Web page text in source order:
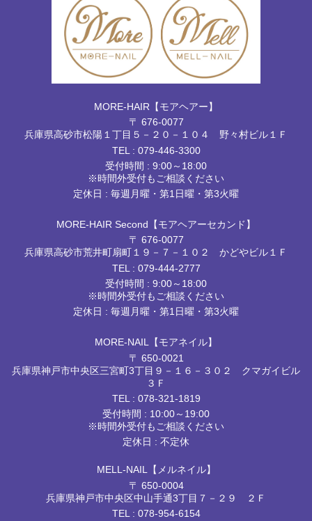
MORE-HAIR【モアヘアー】
〒 676-0077
兵庫県高砂市松陽１丁目５－２０－１０４ 野々村ビル１Ｆ
TEL : 079-446-3300
受付時間 : 9:00～18:00
※時間外受付もご相談ください
定休日 : 毎週月曜・第1日曜・第3火曜
MORE-HAIR Second【モアヘアーセカンド】
〒 676-0077
兵庫県高砂市荒井町扇町１９－７－１０２ かどやビル１Ｆ
TEL : 079-444-2777
受付時間 : 9:00～18:00
※時間外受付もご相談ください
定休日 : 毎週月曜・第1日曜・第3火曜
MORE-NAIL【モアネイル】
〒 650-0021
兵庫県神戸市中央区三宮町3丁目９－１６－３０２ クマガイビル
３Ｆ
TEL : 078-321-1819
受付時間 : 10:00～19:00
※時間外受付もご相談ください
定休日 : 不定休
MELL-NAIL【メルネイル】
〒 650-0004
兵庫県神戸市中央区中山手通3丁目７－２９ ２Ｆ
TEL : 078-954-6154